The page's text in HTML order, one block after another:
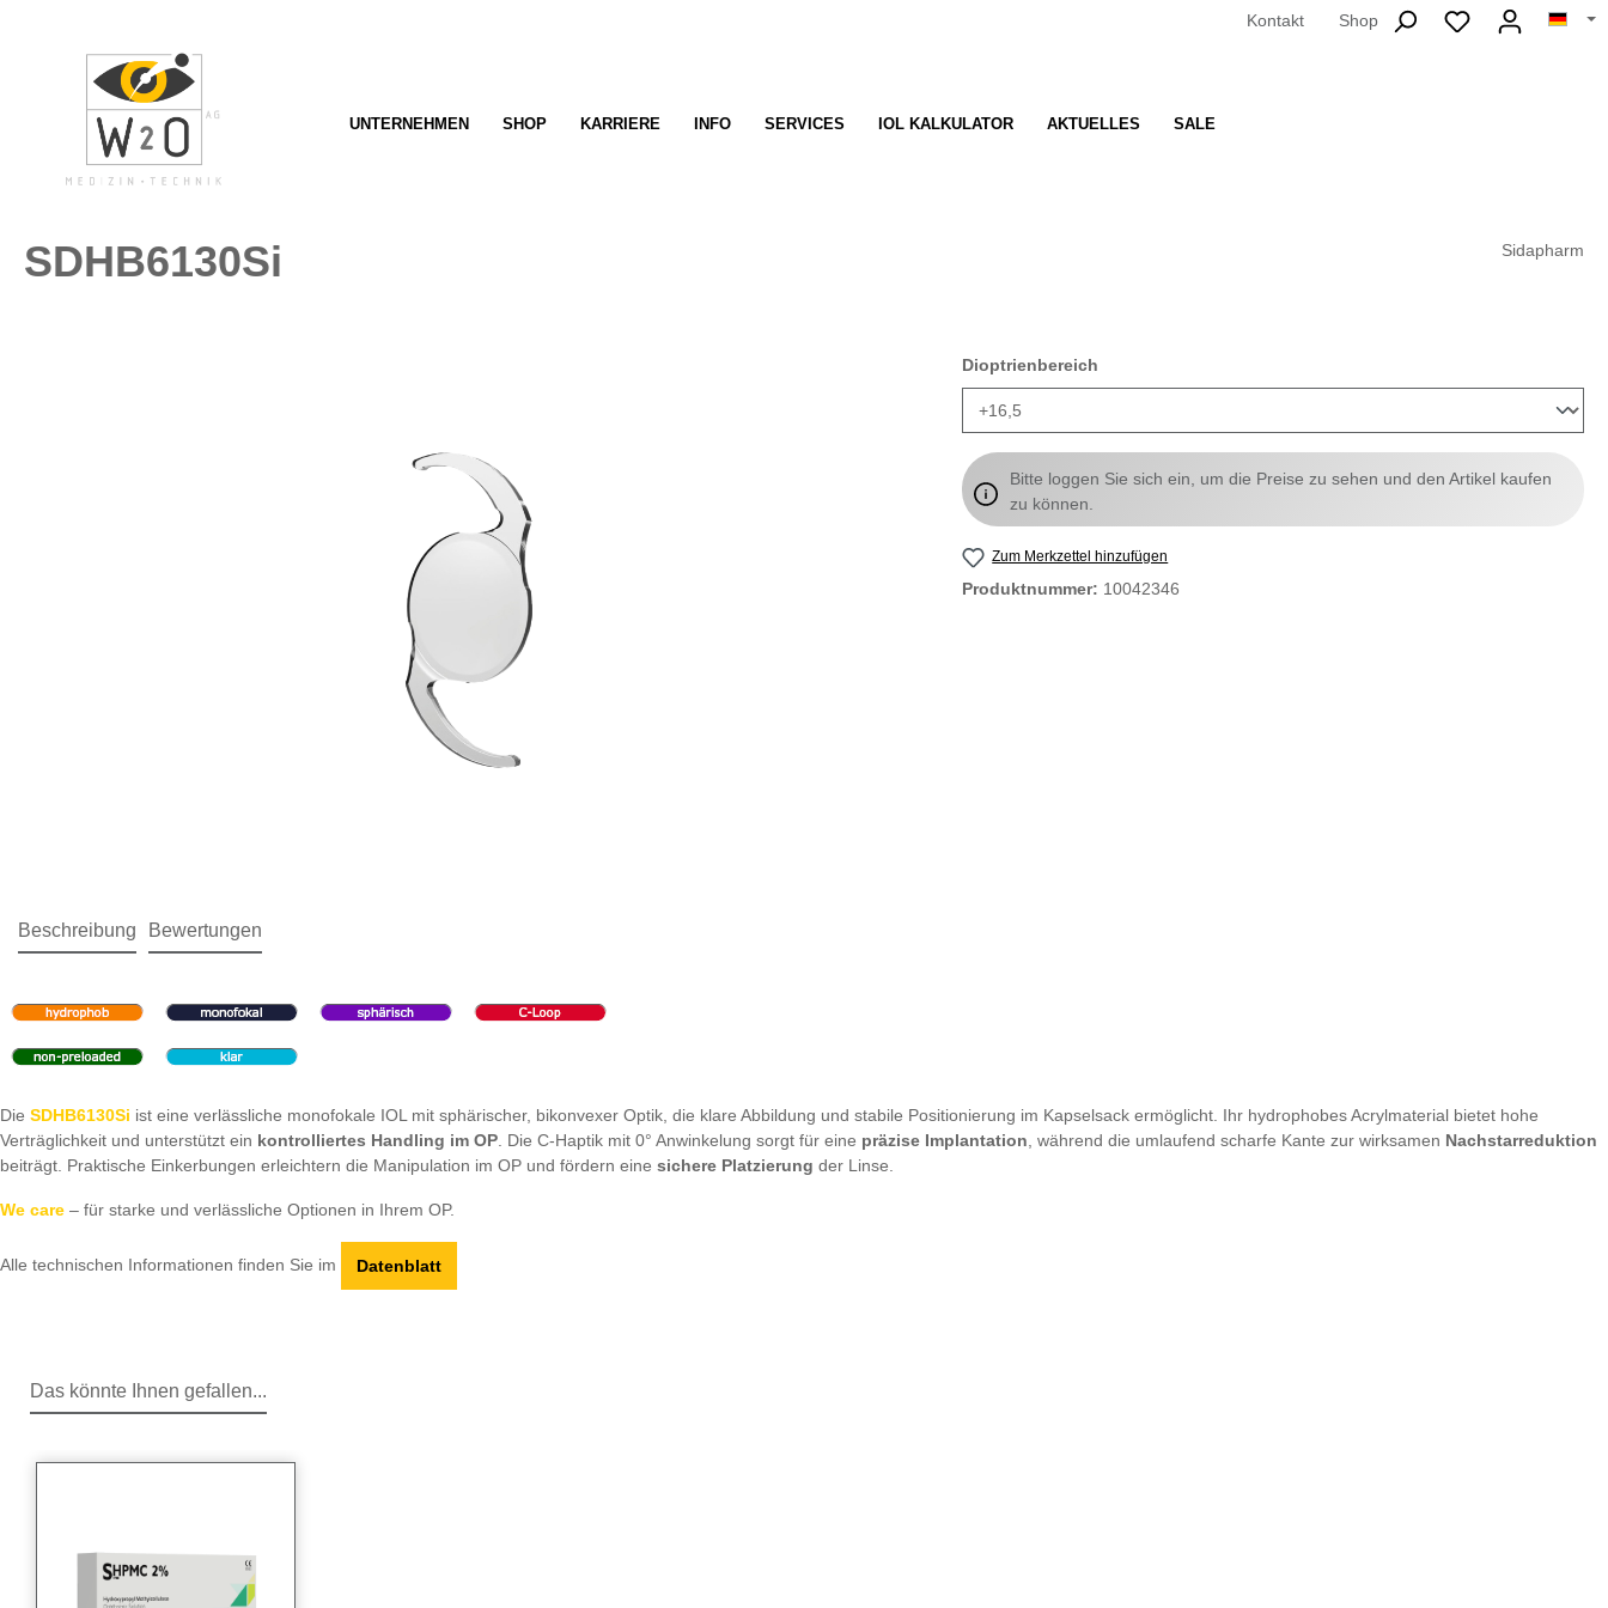
Kontakt Shop
UNTERNEHMEN SHOP KARRIERE INFO SERVICES IOL KALKULATOR AKTUELLES SALE
SDHB6130Si Sidapharm
Dioptrienbereich
Bitte loggen Sie sich ein, um die Preise zu sehen und den Artikel kaufen
zu können.
Zum Merkzettel hinzufügen
Produktnummer: 10042346
Beschreibung Bewertungen
Die SDHB6130Si ist eine verlässliche monofokale IOL mit sphärischer, bikonvexer Optik, die klare Abbildung und stabile Positionierung im Kapselsack ermöglicht. Ihr hydrophobes Acrylmaterial bietet hohe
Verträglichkeit und unterstützt ein kontrolliertes Handling im OP. Die C-Haptik mit 0° Anwinkelung sorgt für eine präzise Implantation, während die umlaufend scharfe Kante zur wirksamen Nachstarreduktion
beiträgt. Praktische Einkerbungen erleichtern die Manipulation im OP und fördern eine sichere Platzierung der Linse.
We care – für starke und verlässliche Optionen in Ihrem OP.
Alle technischen Informationen finden Sie im Datenblatt
Das könnte Ihnen gefallen...
Produktgalerie überspringen